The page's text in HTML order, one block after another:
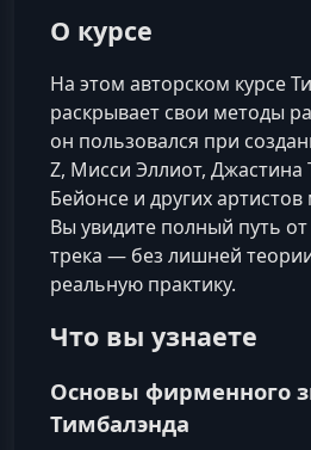
О курсе
На этом авторском курсе
раскрывает свои методы
он пользовался при
Z, Мисси Эллиот, Джастина
Бейонсе и других
Вы увидите полный путь
трека — без лишней
реальную практику.
Что вы узнаете
Основы фирменного
Тимбалэнда